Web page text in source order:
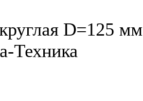
D=125 мм
Техника